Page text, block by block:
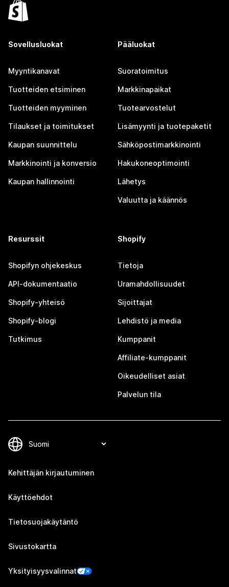
Sovellusluokat
Myyntikanavat
Tuotteiden etsiminen
Tuotteiden myyminen
Tilaukset ja toimitukset
Kaupan suunnittelu
Markkinointi ja konversio
Kaupan hallinnointi
Pääluokat
Suoratoimitus
Markkinapaikat
Tuotearvostelut
Lisämyynti ja tuotepaketit
Sähköpostimarkkinointi
Hakukoneoptimointi
Lähetys
Valuutta ja käännös
Resurssit
Shopifyn ohjekeskus
API-dokumentaatio
Shopify-yhteisö
Shopify-blogi
Tutkimus
Shopify
Tietoja
Uramahdollisuudet
Sijoittajat
Lehdistö ja media
Kumppanit
Affiliate-kumppanit
Oikeudelliset asiat
Palvelun tila
Kehittäjän kirjautuminen
Käyttöehdot
Tietosuojakäytäntö
Sivustokartta
Yksityisyysvalinnat